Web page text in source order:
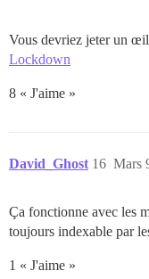
Vous devriez jeter un
Lockdown
8 « J'aime »
David_Ghost Mars
16
Ça fonctionne avec les
toujours indexable par
1 « J'aime »